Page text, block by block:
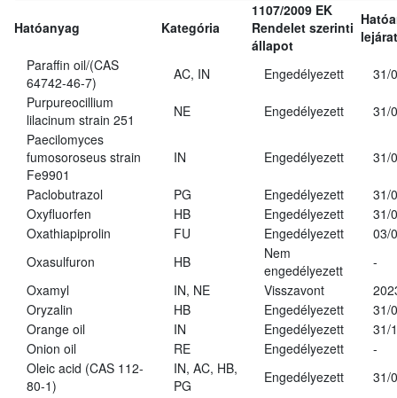
Hatóanyag Kategória
1107/2009 EK
Rendelet szerinti
állapot
Paraffin oil/(CAS
64742-46-7)
AC, IN Engedélyezett
31/
Purpureocillium
lilacinum strain 251
NE Engedélyezett
31/
Paecilomyces
fumosoroseus strain
Fe9901
IN Engedélyezett 31/
Paclobutrazol PG Engedélyezett
31/
Oxyfluorfen
HB Engedélyezett
31/
Oxathiapiprolin
FU Engedélyezett
03/
Oxasulfuron
HB
Nem
engedélyezett
-
Oxamyl
IN, NE Visszavont
Oryzalin
HB Engedélyezett
31/
Orange oil
IN Engedélyezett
31/
Onion oil
RE Engedélyezett
-
Oleic acid (CAS 112-
80-1)
IN, AC, HB,
PG
Engedélyezett
31/